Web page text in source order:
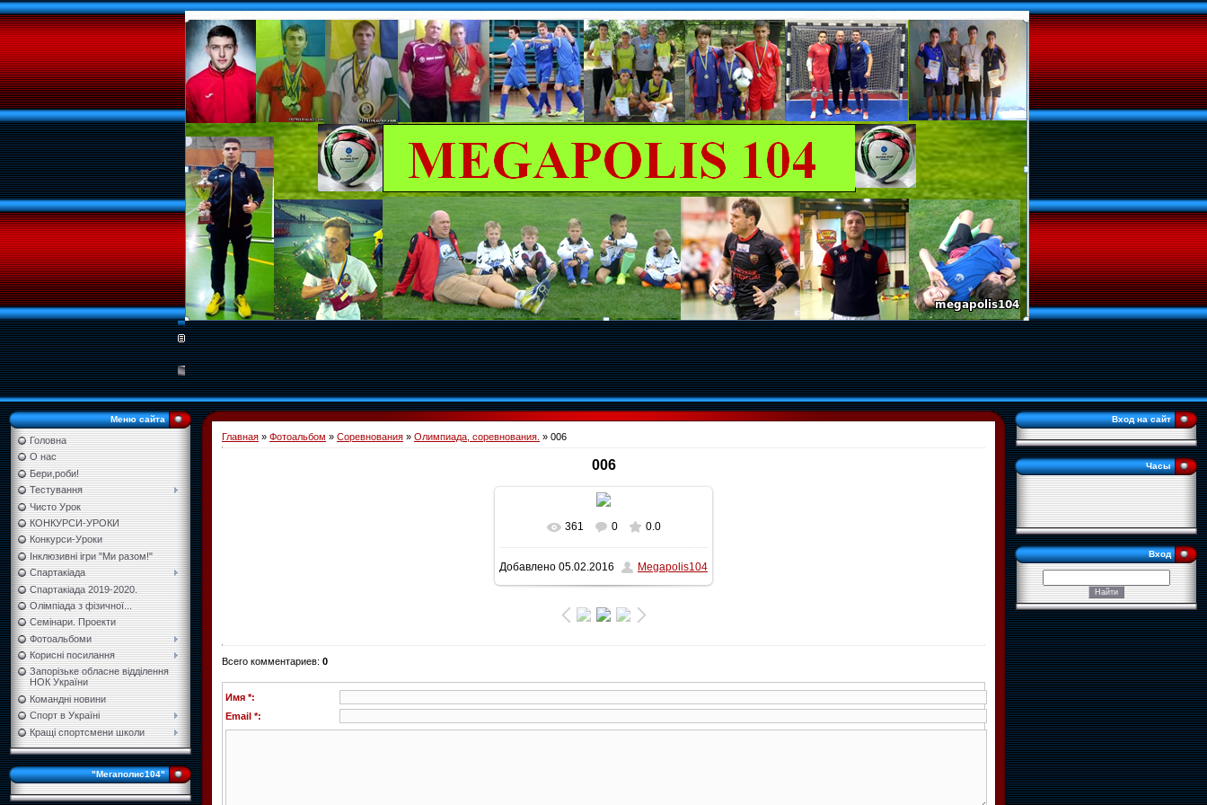
Меню сайта
Головна
О нас
Бери,роби!
Тестування
Чисто Урок
КОНКУРСИ-УРОКИ
Конкурси-Уроки
Інклюзивні ігри "Ми разом!"
Спартакіада
Спартакіада 2019-2020.
Олімпіада з фізичної...
Семінари. Проекти
Фотоальбоми
Корисні посилання
Запорізьке обласне відділення
НОК України
Командні новини
Спорт в Україні
Кращі спортсмени школи
"Мегаполис104"
Главная » Фотоальбом » Соревнования » Олимпиада, соревнования. » 006
006
В реальном размере 1600x1200
277.1Kb
361 0 0.0
Добавлено 05.02.2016 Megapolis104
Всего комментариев: 0
Имя *:
Email *:
Вход на сайт
Часы
Вход